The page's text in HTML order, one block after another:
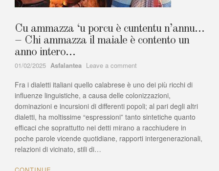
Cu ammazza ‘u porcu è cuntentu n’annu…
– Chi ammazza il maiale è contento un
anno intero…
01/02/2025 Author
Asfalantea Leave a comment
ammazza
‘u
porcu
cuntentu
n’annu…
–
Fra i dialetti italiani quello calabrese è uno dei più ricchi di
influenze linguistiche, a causa delle colonizzazioni,
dominazioni e incursioni di differenti popoli; al pari degli altri
dialetti, ha moltissime “espressioni” tanto sintetiche quanto
efficaci che soprattutto nei detti mirano a racchiudere in
poche parole vicende quotidiane, rapporti intergenerazionali,
relazioni di vicinato, stili di…